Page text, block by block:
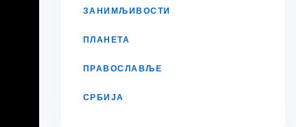
ЗАНИМЉИВОСТИ
ПЛАНЕТА
ПРАВОСЛАВЉЕ
СРБИЈА